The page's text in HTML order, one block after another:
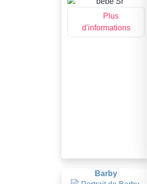
Plus
d'informations
Barby